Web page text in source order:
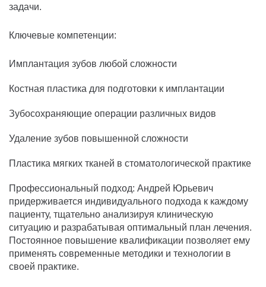
задачи.
Ключевые компетенции:
Имплантация зубов любой сложности
Костная пластика для подготовки к имплантации
Зубосохраняющие операции различных видов
Удаление зубов повышенной сложности
Пластика мягких тканей в стоматологической практике
Профессиональный подход: Андрей Юрьевич
придерживается индивидуального подхода к каждому
пациенту, тщательно анализируя клиническую
ситуацию и разрабатывая оптимальный план лечения.
Постоянное повышение квалификации позволяет ему
применять современные методики и технологии в
своей практике.